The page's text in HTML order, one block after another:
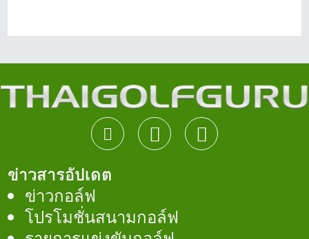
ข่าวสารอัปเดต
ข่าวกอล์ฟ
โปรโมชั่นสนามกอล์ฟ